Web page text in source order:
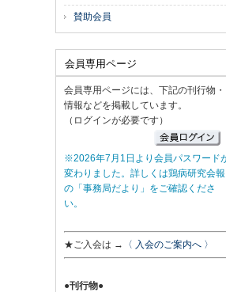
賛助会員
会員専用ページ
会員専用ページには、下記の刊行物・
情報などを掲載しています。
（ログインが必要です）
※2026年7月1日より会員パスワード
変わりました。詳しくは鶏病研究会報
の「事務局だより」をご確認くださ
い。
★ご入会は → 〈 入会のご案内へ 〉
●刊行物●